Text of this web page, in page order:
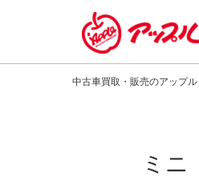
中古車買取・販売のアップル
ミニ